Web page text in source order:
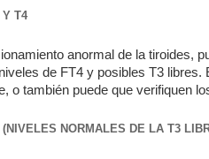
Y T4
anormal de la tiroides,
de FT4 y posibles T3
o también puede que verifiquen
NORMALES DE LA T3